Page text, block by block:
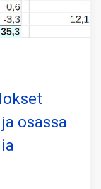
osassa